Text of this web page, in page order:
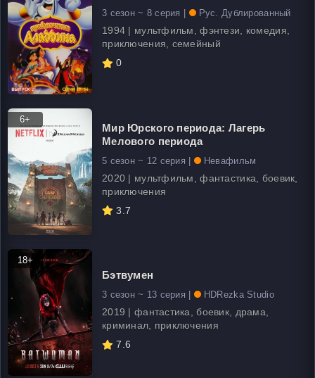
3 сезон ~ 8 серия | Рус. Дублированный
1994 | мультфильм, фэнтези, комедия,
приключения, семейный
0
6+
Мир Юрского периода: Лагерь
Мелового периода
5 сезон ~ 12 серия | Невафильм
2020 | мультфильм, фантастика, боевик,
приключения
3.7
18+
Бэтвумен
3 сезон ~ 13 серия | HDRezka Studio
2019 | фантастика, боевик, драма,
криминал, приключения
7.6